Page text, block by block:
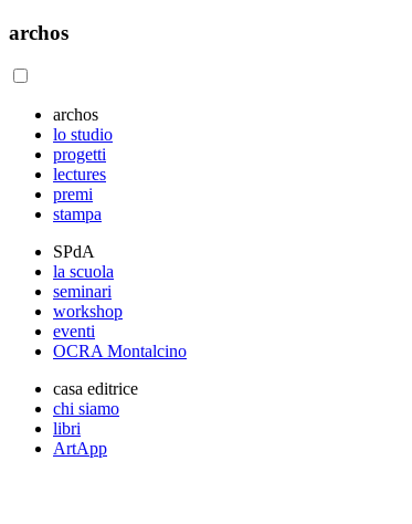
archos
archos
lo studio
progetti
lectures
premi
stampa
SPdA
la scuola
seminari
workshop
eventi
OCRA Montalcino
casa editrice
chi siamo
libri
ArtApp